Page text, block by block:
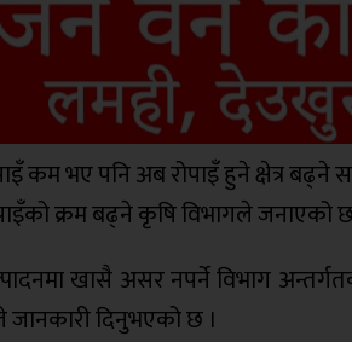
कम भए पनि अब रोपाइँ हुने क्षेत्र
क्रम बढ्ने कृषि विभागले जनाएको
खासै असर नपर्ने विभाग
जानकारी दिनुभएको छ ।